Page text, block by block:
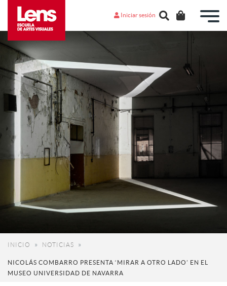
Iniciar sesión
INICIO NOTICIAS
NICOLÁS COMBARRO PRESENTA ‘MIRAR A OTRO LADO’ EN EL
MUSEO UNIVERSIDAD DE NAVARRA